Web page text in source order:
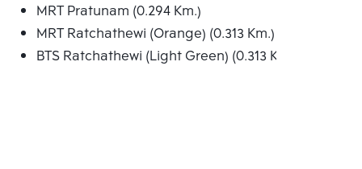
MRT Pratunam (0.294 Km.)
MRT Ratchathewi (Orange) (0.313 Km.)
BTS Ratchathewi (Light Green) (0.313 Km.)